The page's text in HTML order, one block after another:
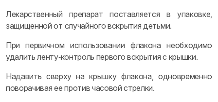
Лекарственный препарат поставляется в упаковке,
защищенной от случайного вскрытия детьми.
При первичном использовании флакона необходимо
удалить ленту‑контроль первого вскрытия с крышки.
Надавить сверху на крышку флакона, одновременно
поворачивая ее против часовой стрелки.